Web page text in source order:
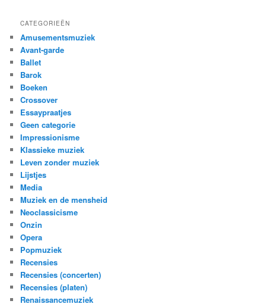
CATEGORIEËN
Amusementsmuziek
Avant-garde
Ballet
Barok
Boeken
Crossover
Essaypraatjes
Geen categorie
Impressionisme
Klassieke muziek
Leven zonder muziek
Lijstjes
Media
Muziek en de mensheid
Neoclassicisme
Onzin
Opera
Popmuziek
Recensies
Recensies (concerten)
Recensies (platen)
Renaissancemuziek